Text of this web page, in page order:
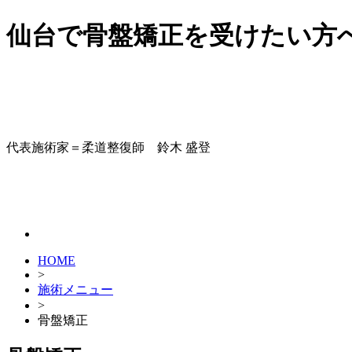
仙台で骨盤矯正を受けたい方
代表施術家＝柔道整復師 鈴木 盛登
HOME
>
施術メニュー
>
骨盤矯正